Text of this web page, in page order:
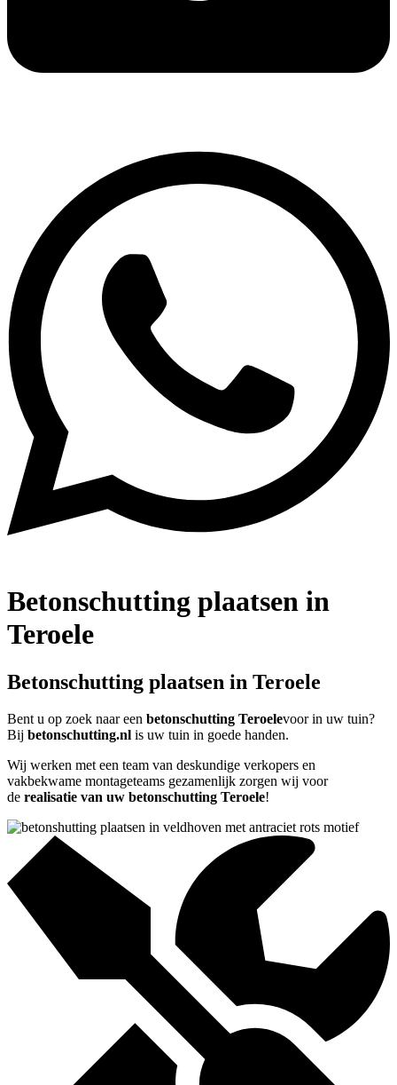
Betonschutting plaatsen in
Teroele
Betonschutting plaatsen in Teroele
Bent u op zoek naar een betonschutting Teroelevoor in uw tuin?
Bij betonschutting.nl is uw tuin in goede handen.
Wij werken met een team van deskundige verkopers en
vakbekwame montageteams gezamenlijk zorgen wij voor
de realisatie van uw betonschutting Teroele!